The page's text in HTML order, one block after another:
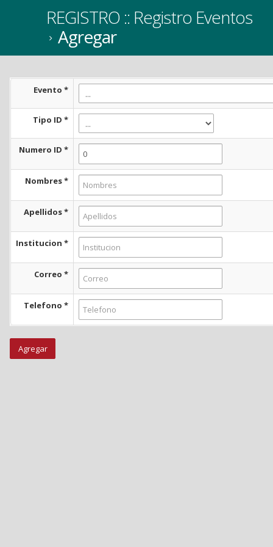
REGISTRO :: Registro Eventos
Agregar
Evento *
Tipo ID *
Numero ID *
Nombres*
Apellidos*
Institucion *
Correo *
Telefono *
Agregar